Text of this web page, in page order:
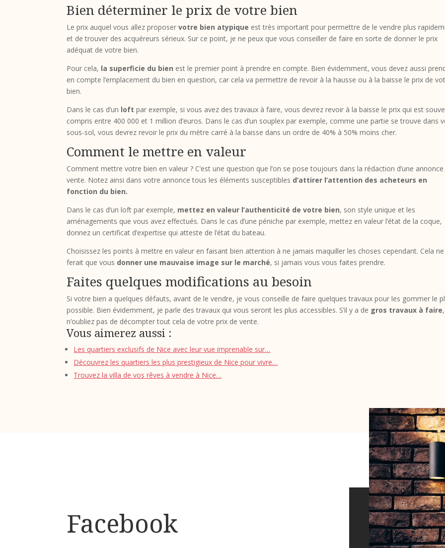
Bien déterminer le prix de votre bien
Le prix auquel vous allez proposervotre bien atypique est très important pour permettre de le vendre plus
et de trouver des acquéreurs sérieux. Sur ce point, je ne peux que vous conseiller de faire en sorte de donner le prix
adéquat de votre bien.
Pour cela, la superficie du bien est le premier point à prendre en compte. Bien évidemment, vous devez aussi
en compte l’emplacement du bien en question, car cela va permettre de revoir à la hausse ou à la baisse le prix de
bien.
Dans le cas d’un loft par exemple, si vous avez des travaux à faire, vous devrez revoir à la baisse le prix qui est
compris entre 400 000 et 1 million d’euros. Dans le cas d’un souplex par exemple, comme une partie se trouve dans
sous-sol, vous devrez revoir le prix du mètre carré à la baisse dans un ordre de 40% à 50% moins cher.
Comment le mettre en valeur
Comment mettre votre bien en valeur ? C’est une question que l’on se pose toujours dans la rédaction d’une annonce
vente. Notez ainsi dans votre annonce tous les éléments susceptibles d’attirer l’attention des acheteurs en
fonction du bien.
Dans le cas d’un loft par exemple, mettez en valeur l’authenticité de votre bien, son style unique et les
aménagements que vous avez effectués. Dans le cas d’une péniche par exemple, mettez en valeur l’état de la coque,
donnez un certificat d’expertise qui atteste de l’état du bateau.
Choisissez les points à mettre en valeur en faisant bien attention à ne jamais maquiller les choses cependant. Cela ne
ferait que vous donner une mauvaise image sur le marché, si jamais vous vous faites prendre.
Faites quelques modifications au besoin
Si votre bien a quelques défauts, avant de le vendre, je vous conseille de faire quelques travaux pour les gommer le
possible. Bien évidemment, je parle des travaux qui vous seront les plus accessibles. S’il y a de gros travaux à faire,
n’oubliez pas de décompter tout cela de votre prix de vente.
Vous aimerez aussi :
Les quartiers exclusifs de Nice avec leur vue imprenable sur…
Découvrez les quartiers les plus prestigieux de Nice pour vivre…
Trouvez la villa de vos rêves à vendre à Nice…
Facebook